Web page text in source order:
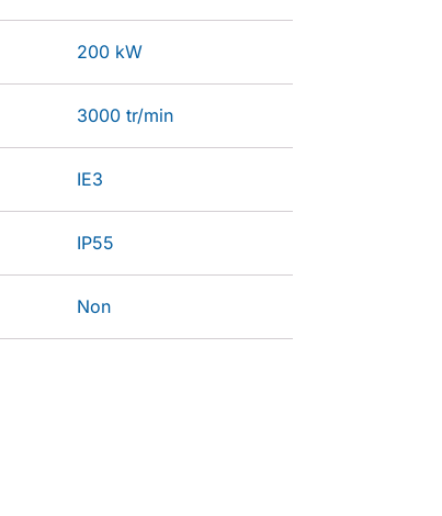
200 kW
3000 tr/min
IE3
IP55
Non